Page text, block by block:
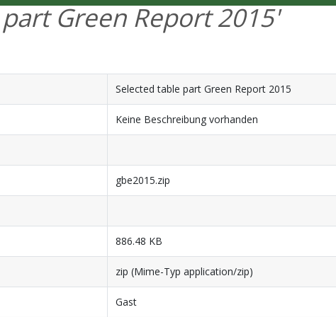
Green Report 2015'
Selected table part Green Report 2015
Keine Beschreibung vorhanden
gbe2015.zip
886.48 KB
zip (Mime-Typ application/zip)
Gast